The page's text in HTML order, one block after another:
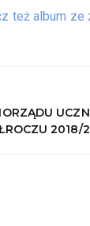
też album ze
2018/